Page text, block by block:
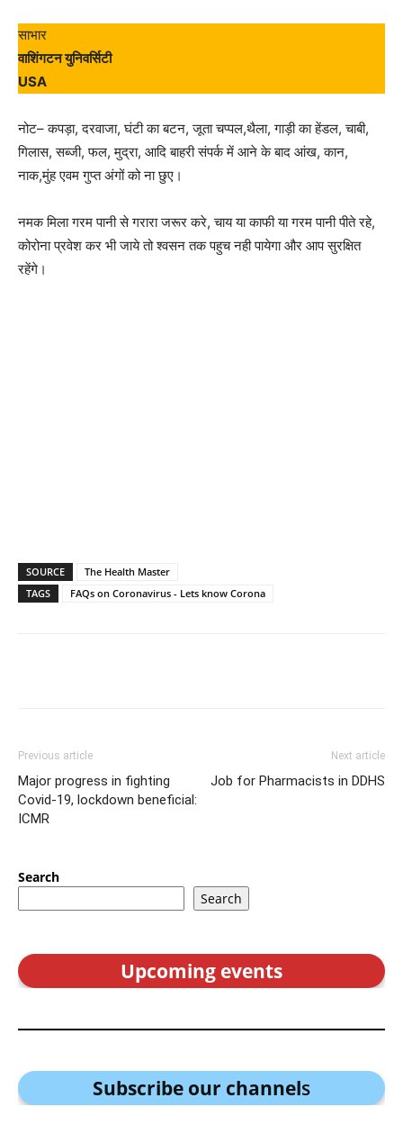
साभार
वाशिंगटन युनिवर्सिटी
USA
नोट– कपड़ा, दरवाजा, घंटी का बटन, जूता चप्पल,थैला, गाड़ी का हेंडल, चाबी,
गिलास, सब्जी, फल, मुद्रा, आदि बाहरी संपर्क में आने के बाद आंख, कान,
नाक,मुंह एवम गुप्त अंगों को ना छुए।
नमक मिला गरम पानी से गरारा जरूर करे, चाय या काफी या गरम पानी पीते रहे,
कोरोना प्रवेश कर भी जाये तो श्वसन तक पहुच नही पायेगा और आप सुरक्षित
रहेंगे।
SOURCE
The Health Master
TAGS
FAQs on Coronavirus - Lets know Corona
Previous article
Major progress in fighting
Covid-19, lockdown beneficial:
ICMR
Next article
Job for Pharmacists in DDHS
Search
Search
Upcoming events
Subscribe our channels